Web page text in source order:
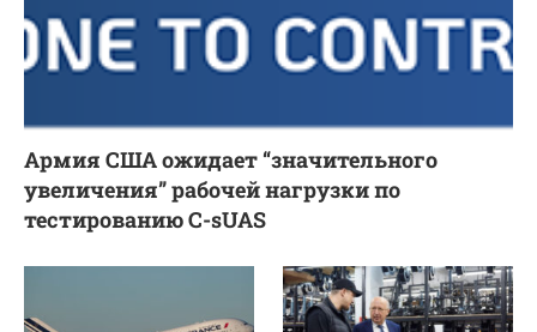
Армия США ожидает “значительного
увеличения” рабочей нагрузки по
тестированию C-sUAS